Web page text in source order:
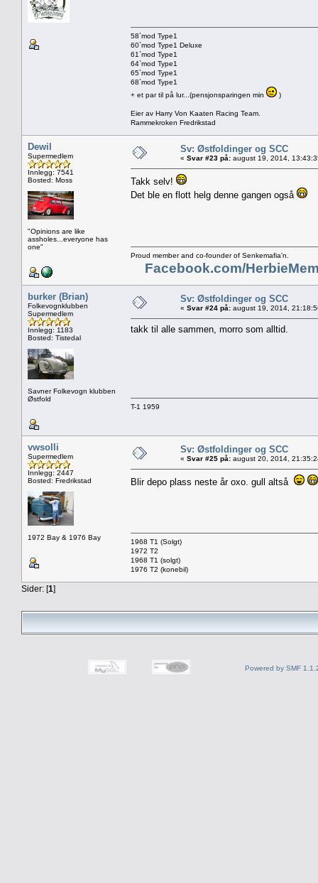
58`mod Type1
60`mod Type1 Deluxe
61`mod Type1
64`mod Type1
65`mod Type1
68`mod Type1
+ et par til på lur...(pensjonsparingen min
)
Eier av Harry Von Kaaten Racing Team.
Rammekroken Fredrikstad
Dewil
Supermedlem
Innlegg: 7541
Bosted: Moss
"Opinions are like
assholes...everyone has
one"
Sv: Østfoldinger og SCC
« Svar #23 på: august 19, 2014,
Takk selv!
Det ble en flott helg denne gangen også
Proud member and co-founder of Senkemafia'n.
Facebook.com/
burker (Brian)
Folkevognklubben
Supermedlem
Innlegg: 1183
Bosted: Tistedal
Savner Folkevogn klubben
Østfold
Sv: Østfoldinger og SCC
« Svar #24 på: august 19, 2014,
takk til alle sammen, morro som alltid.
T-1 1959
vwsolli
Supermedlem
Innlegg: 2447
Bosted: Fredrikstad
1972 Bay & 1976 Bay
Sv: Østfoldinger og SCC
« Svar #25 på: august 20, 2014,
Blir depo plass neste år oxo. gull altså
1968 T1 (Solgt)
1972 T2
1968 T1 (solgt)
1976 T2 (konebil)
Sider: [1]
Powered by SMF